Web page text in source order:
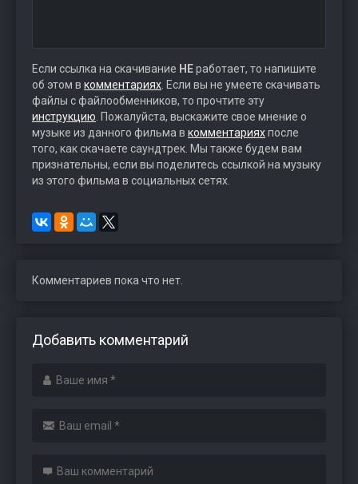
Если ссылка на скачивание НЕработает, то напишите
об этом в комментариях . Если вы не умеете скачивать
файлы с файлообменников, то прочтите эту
инструкцию . Пожалуйста, выскажите свое мнение о
музыке из данного фильма в комментарияхпосле
того, как скачаете саундтрек. Мы также будем вам
признательны, если вы поделитесь ссылкой на музыку
из этого фильма в социальных сетях.
Комментариев пока что нет.
Добавить комментарий